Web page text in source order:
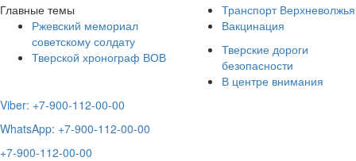
Главные темы
Ржевский мемориал
советскому солдату
Тверской хронограф ВОВ
Транспорт Верхневолжья
Вакцинация
Тверские дороги
безопасности
В центре внимания
Viber: +7-900-112-00-00
WhatsApp: +7-900-112-00-00
+7-900-112-00-00